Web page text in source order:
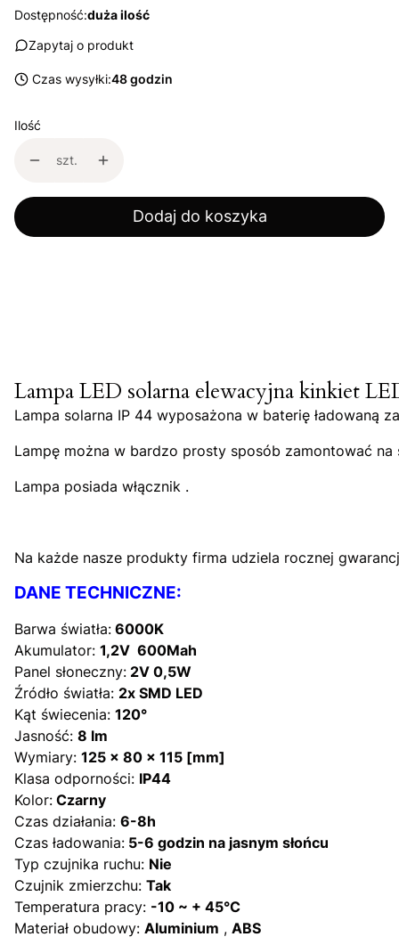
Dostępność:duża ilość
Zapytaj o produkt
Czas wysyłki:48 godzin
Ilość
szt.
Dodaj do koszyka
Lampa LED solarna elewacyjna kinkiet
Lampa solarna IP 44 wyposażona w baterię ładowaną
Lampę można w bardzo prosty sposób zamontować
Lampa posiada włącznik .
Na każde nasze produkty firma udziela rocznej
DANE TECHNICZNE:
Barwa światła: 6000K
Akumulator: 1,2V 600Mah
Panel słoneczny: 2V 0,5W
Źródło światła: 2x SMD LED
Kąt świecenia: 120°
Jasność: 8 lm
Wymiary: 125 x 80 x 115 [mm]
Klasa odporności: IP44
Kolor: Czarny
Czas działania: 6-8h
Czas ładowania: 5-6 godzin na jasnym słońcu
Typ czujnika ruchu: Nie
Czujnik zmierzchu: Tak
Temperatura pracy: -10 ~ + 45°C
Materiał obudowy: Aluminium , ABS